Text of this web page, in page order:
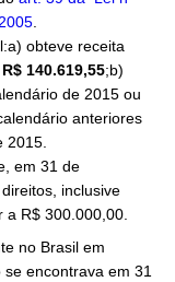
obteve receita
R$ 140.619,55;b)
de 2015 ou
anteriores
2015.
em 31 de
inclusive
R$ 300.000,00.
no Brasil em
encontrava em 31